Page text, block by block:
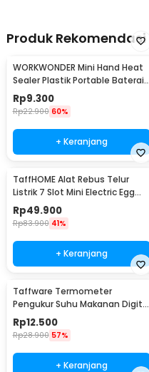
Produk Rekomendasi
WORKWONDER Mini Hand Heat
Sealer Plastik Portable Baterai
AA - LX2000A
Rp9.300
Rp22.900 60%
+ Keranjang
TaffHOME Alat Rebus Telur
Listrik 7 Slot Mini Electric Egg
Cooker 350W - YS-203
Rp49.900
Rp83.900 41%
+ Keranjang
Taffware Termometer
Pengukur Suhu Makanan Digital
Daging Kopi Susu - TP101
Rp12.500
Rp28.900 57%
+ Keranjang